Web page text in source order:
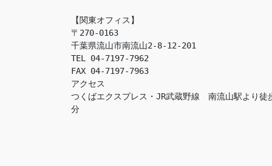
【関東オフィス】
〒270-0163
千葉県流山市南流山2-8-12-201
TEL 04-7197-7962
FAX 04-7197-7963
アクセス
つくばエクスプレス・JR武蔵野線　南流山駅より徒
分